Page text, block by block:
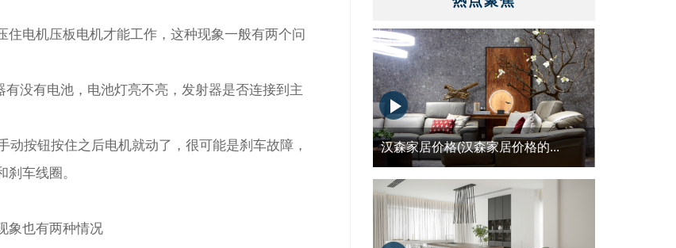
电机压板电机才能工作，这种现象一般有两个问
没有电池，电池灯亮不亮，发射器是否连接到主
按钮按住之后电机就动了，很可能是刹车故障，
车线圈。
象也有两种情况
汉森家居价格(汉森家居价格的...